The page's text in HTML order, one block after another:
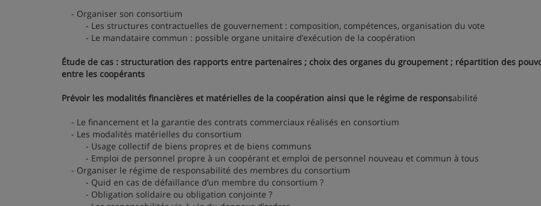
- Organiser son consortium
- Les structures contractuelles de gouvernement : composition, compétences, organisation du vote
- Le mandataire commun : possible organe unitaire d’exécution de la coopération
Étude de cas : structuration des rapports entre partenaires ; choix des organes du groupement ; répartition des
entre les coopérants
Prévoir les modalités financières et matérielles de la coopération ainsi que le régime de responsabilité
- Le financement et la garantie des contrats commerciaux réalisés en consortium
- Les modalités matérielles du consortium
- Usage collectif de biens propres et de biens communs
- Emploi de personnel propre à un coopérant et emploi de personnel nouveau et commun à tous
- Organiser le régime de responsabilité des membres du consortium
- Quid en cas de défaillance d’un membre du consortium ?
- Obligation solidaire ou obligation conjointe ?